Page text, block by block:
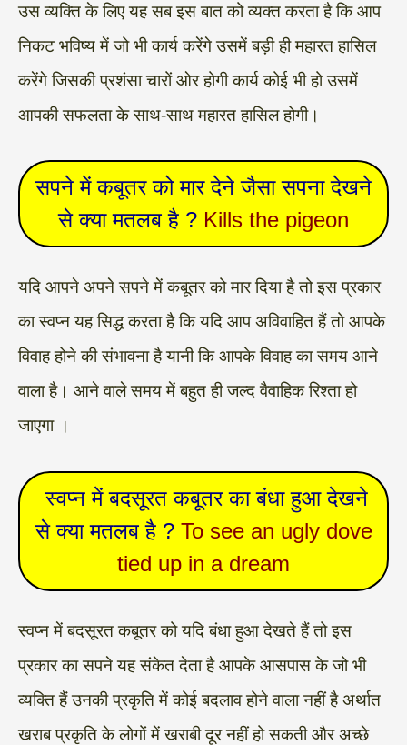
उस व्यक्ति के लिए यह सब इस बात को व्यक्त करता है कि आप
निकट भविष्य में जो भी कार्य करेंगे उसमें बड़ी ही महारत हासिल
करेंगे जिसकी प्रशंसा चारों ओर होगी कार्य कोई भी हो उसमें
आपकी सफलता के साथ-साथ महारत हासिल होगी।
सपने में कबूतर को मार देने जैसा सपना देखने
से क्या मतलब है ? Kills the pigeon
यदि आपने अपने सपने में कबूतर को मार दिया है तो इस प्रकार
का स्वप्न यह सिद्ध करता है कि यदि आप अविवाहित हैं तो आपके
विवाह होने की संभावना है यानी कि आपके विवाह का समय आने
वाला है। आने वाले समय में बहुत ही जल्द वैवाहिक रिश्ता हो
जाएगा ।
‌‌‌ स्वप्न में बदसूरत कबूतर का बंधा हुआ देखने
से क्या मतलब है ? To see an ugly dove
tied up in a dream
स्वप्न में बदसूरत कबूतर को यदि बंधा हुआ देखते हैं तो इस
प्रकार का सपने यह संकेत देता है आपके आसपास के जो भी
व्यक्ति हैं उनकी प्रकृति में कोई बदलाव होने वाला नहीं है अर्थात
खराब प्रकृति के लोगों में खराबी दूर नहीं हो सकती और अच्छे